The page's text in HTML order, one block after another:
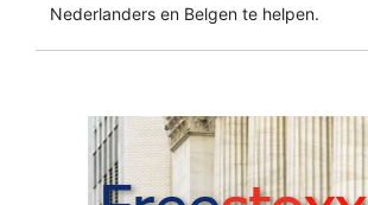
Nederlanders en Belgen te helpen.